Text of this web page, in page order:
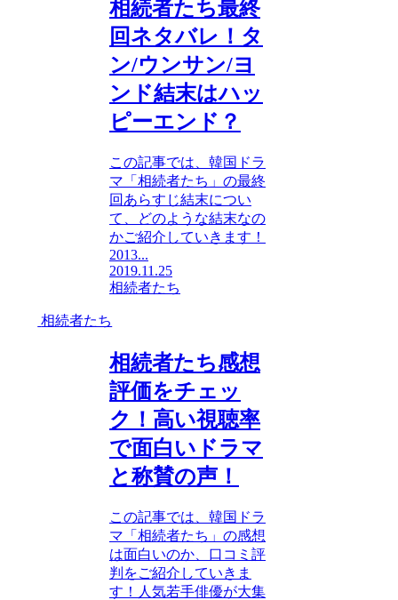
相続者たち最終
回ネタバレ！タ
ン/ウンサン/ヨ
ンド結末はハッ
ピーエンド？
この記事では、韓国ドラ
マ「相続者たち」の最終
回あらすじ結末につい
て、どのような結末なの
かご紹介していきます！
2013...
2019.11.25
相続者たち
相続者たち
相続者たち感想
評価をチェッ
ク！高い視聴率
で面白いドラマ
と称賛の声！
この記事では、韓国ドラ
マ「相続者たち」の感想
は面白いのか、口コミ評
判をご紹介していきま
す！人気若手俳優が大集